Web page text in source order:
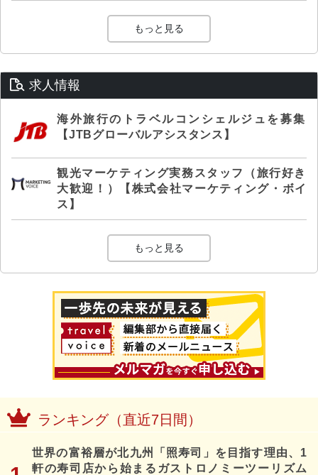
もっと見る
求人情報
海外旅行のトラベルコンシェルジュを募集
【JTBグローバルアシスタンス】
観光マーケティング実務スタッフ（旅行好き
大歓迎！）【株式会社マーケティング・ボイ
ス】
もっと見る
ランキング（直近7日間）
世界の富裕層が北九州「照寿司」を目指す理由、1
軒の寿司店から始まるガストロノミーツーリズム